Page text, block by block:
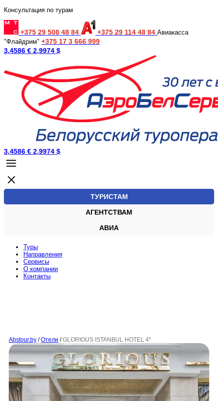
Консультация по турам
+375 29 508 48 84 +375 29 114 48 84 Авиакасса
"Флайдрим" +375 17 3 666 999
3,4586 € 2,9974 $
3,4586 € 2,9974 $
ТУРИСТАМ
АГЕНТСТВАМ
АВИА
Туры
Направления
Сервисы
O компании
Контакты
Abstour.by / Отели / GLORIOUS ISTANBUL HOTEL 4*